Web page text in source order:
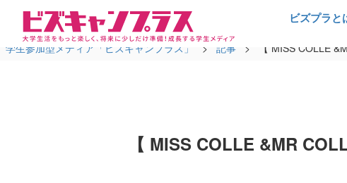
ビズプラと
学生参加型メディア「ビズキャンプラス」 > 記事 > 【 MISS COLLE
【 MISS COLLE &MR